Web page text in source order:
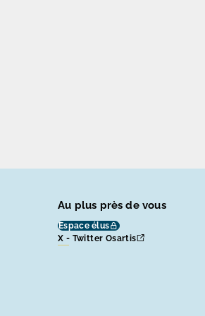
Au plus près de vous
Espace élus
X - Twitter Osartis